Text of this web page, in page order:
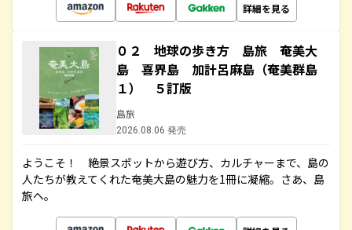
詳細を見る
０２ 地球の歩き方 島旅 奄美大
島 喜界島 加計呂麻島（奄美群島
１） ５訂版
島旅
2026.08.06 発売
ようこそ！ 絶景スポットから遊び方、カルチャーまで、島の
人たちが教えてくれた奄美大島の魅力を1冊に凝縮。さあ、島
旅へ。